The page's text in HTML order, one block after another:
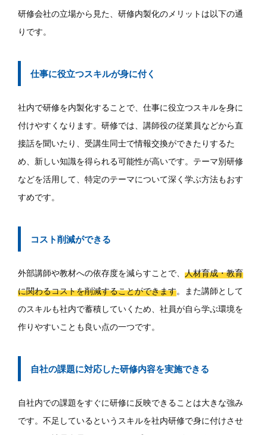
研修会社の立場から見た、研修内製化のメリットは以下の通
りです。
仕事に役立つスキルが身に付く
社内で研修を内製化することで、仕事に役立つスキルを身に
付けやすくなります。研修では、講師役の従業員などから直
接話を聞いたり、受講生同士で情報交換ができたりするた
め、新しい知識を得られる可能性が高いです。テーマ別研修
などを活用して、特定のテーマについて深く学ぶ方法もおす
すめです。
コスト削減ができる
外部講師や教材への依存度を減らすことで、 人材育成・教育
に関わるコストを削減することができます。また講師として
のスキルも社内で蓄積していくため、社員が自ら学ぶ環境を
作りやすいことも良い点の一つです。
自社の課題に対応した研修内容を実施できる
自社内での課題をすぐに研修に反映できることは大きな強み
です。不足しているというスキルを社内研修で身に付けさせ